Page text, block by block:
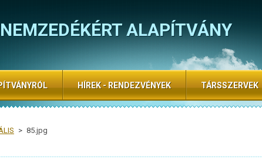
ALAPÍTVÁNY
> 85.jpg
HÍREK - RENDEZVÉNYEK TÁRSSZERVEK